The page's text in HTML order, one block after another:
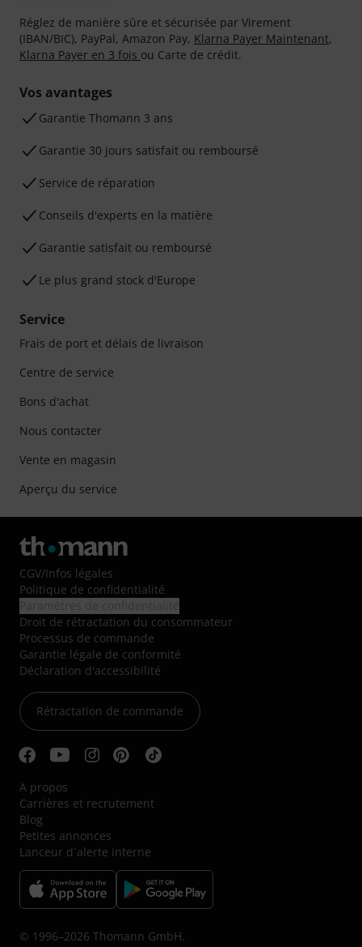
Réglez de manière sûre et sécurisée par Virement
(IBAN/BIC), PayPal, Amazon Pay, Klarna Payer Maintenant,
Klarna Payer en 3 fois ou Carte de crédit.
Vos avantages
Ga­ran­tie Thomann 3 ans
Garantie 30 jours satisfait ou remboursé
Service de réparation
Conseils d'experts en la matière
Garantie satisfait ou remboursé
Le plus grand stock d'Europe
Service
Frais de port et délais de livraison
Centre de service
Bons d'achat
Nous contacter
Vente en magasin
Aperçu du service
CGV/Infos légales
Politique de confidentialité
Droit de rétractation du consommateur
Processus de commande
Garantie légale de conformité
Déclaration d'accessibilité
Rétractation de commande
A propos
Carrières et recrutement
Blog
Petites annonces
Lanceur d´alerte interne
© 1996–2026 Thomann GmbH.